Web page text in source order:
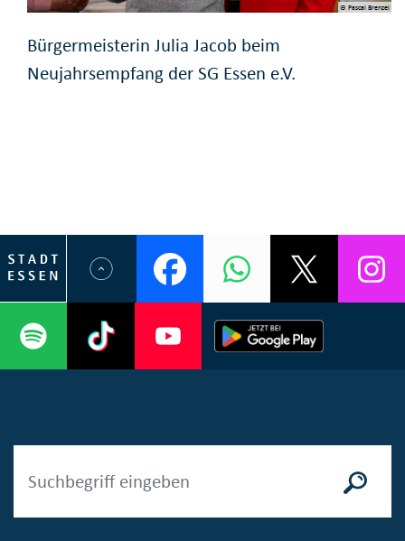
© Pascal Brenzel
Bürgermeisterin Julia Jacob beim
Neujahrsempfang der SG Essen e.V.